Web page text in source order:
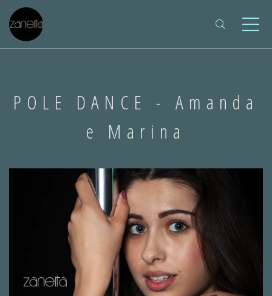
POLE DANCE - Amanda
e Marina